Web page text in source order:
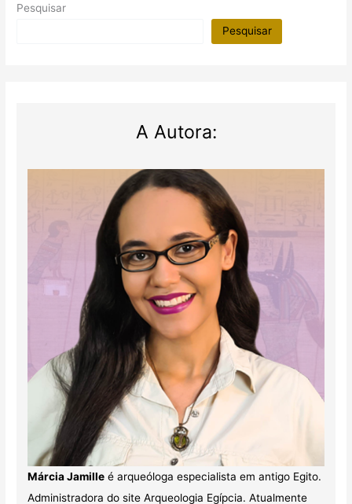
Rio
Pesquisar
Pesquisar
A Autora:
Márcia Jamilleé arqueóloga especialista em antigo Egito.
Administradora do site Arqueologia Egípcia. Atualmente